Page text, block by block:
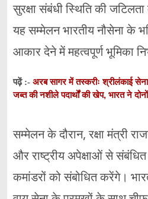
सुरक्षा संबंधी स्थिति की
यह सम्मेलन भारतीय नौसेना के
आकार देने में महत्वपूर्ण भूमिका
पढ़ें :- अरब सागर में तस्करीः श्रीलंकाई
जब्त की नशीले पदार्थों की खेप, भारत ने
सम्मेलन के दौरान, रक्षा मंत्री
और राष्ट्रीय अपेक्षाओं से संबंधित
कमांडरों को संबोधितकरेंगे।